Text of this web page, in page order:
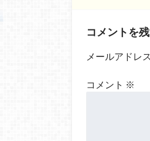
コメントを
メールアドレ
コメント ※